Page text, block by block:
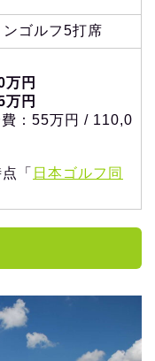
ゴルフ5打席
万円
万円
費：55万円 / 110,0
「 日本ゴルフ同